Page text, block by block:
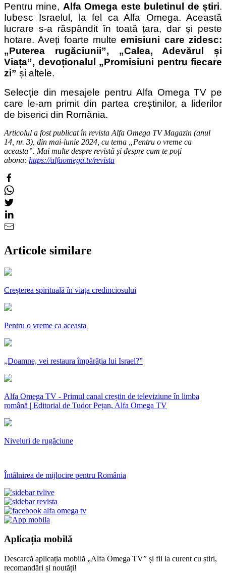
Pentru mine, Alfa Omega este buletinul de știri.
Iubesc Israelul, la fel ca Alfa Omega. Această
lucrare s-a răspândit în toată țara, dar și peste
hotare. Aveți foarte multeemisiuni care zidesc:
„Puterea rugăciunii”, „Calea, Adevărul și
Viața”, devoționalul „Promisiuni pentru fiecare
zi” și altele.
Selecție din mesajele pentru Alfa Omega TV pe
care le-am primit din partea creștinilor, a liderilor
de biserici din România.
Articolul a fost publicat în revista Alfa Omega TV Magazin (anul
14, nr. 3), din mai-iunie 2024 , cu tema „Pentru o vreme ca
aceasta”. Mai multe despre revistă și despre cum te poți
abona: https://alfaomega.tv/revista
Articole similare
Creșterea spirituală în viața credinciosului
Pentru o vreme ca aceasta
„Doamne, vei restaura împărăția lui Israel?”
Alfa Omega TV - Primul canal creștin de televiziune în limba
română | Editorial de Tudor Pețan, Alfa Omega TV
Niveluri de rugăciune
Întâlnirea de mijlocire pentru România
Aplicația mobilă
Descarcă aplicația mobilă „Alfa Omega TV” și fii la curent cu știri,
recomandări și noutăți!